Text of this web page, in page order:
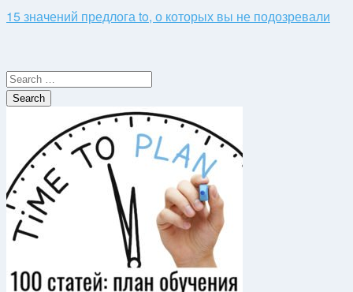
15 значений предлога to, о которых вы не подозревали
Search
for: